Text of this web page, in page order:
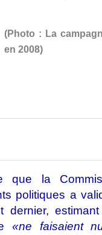
(Photo : La
en 2008)
que la
politiques a
dernier,
«ne faisaient